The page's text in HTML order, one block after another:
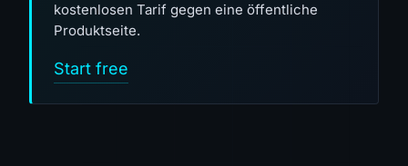
kostenlosen Tarif gegen eine öffentliche
Produktseite.
Start free